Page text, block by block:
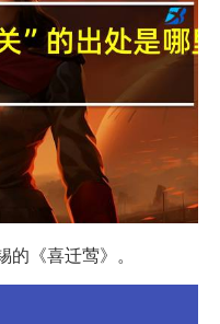
的《喜迁莺》。